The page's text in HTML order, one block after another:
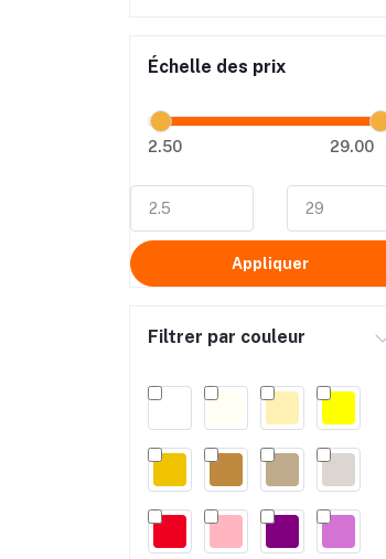
Échelle des prix
2.50 29.00
Appliquer
Filtrer par couleur